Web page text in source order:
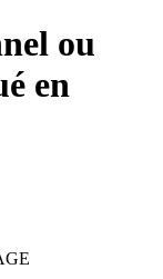
ou
en